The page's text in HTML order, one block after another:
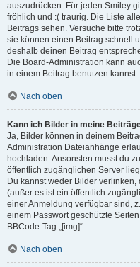
auszudrücken. Für jeden Smiley
fröhlich und :( traurig. Die Liste
Beitrags sehen. Versuche bitte
sie können einen Beitrag schnell
deshalb deinen Beitrag
Die Board-Administration kann
in einem Beitrag benutzen kannst.
Nach oben
Kann ich Bilder in meine
Ja, Bilder können in deinem
Administration Dateianhänge
hochladen. Ansonsten musst du
öffentlich zugänglichen Server
Du kannst weder Bilder
(außer es ist ein öffentlich
einer Anmeldung verfügbar sind,
einem Passwort geschützte
BBCode-Tag „[img]“.
Nach oben